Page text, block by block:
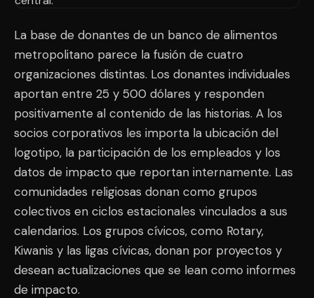
La base de donantes de un banco de alimentos
metropolitano parece la fusión de cuatro
organizaciones distintas. Los donantes individuales
aportan entre 25 y 500 dólares y responden
positivamente al contenido de las historias. A los
socios corporativos les importa la ubicación del
logotipo, la participación de los empleados y los
datos de impacto que reportan internamente. Las
comunidades religiosas donan como grupos
colectivos en ciclos estacionales vinculados a sus
calendarios. Los grupos cívicos, como Rotary,
Kiwanis y las ligas cívicas, donan por proyectos y
desean actualizaciones que se lean como informes
de impacto.